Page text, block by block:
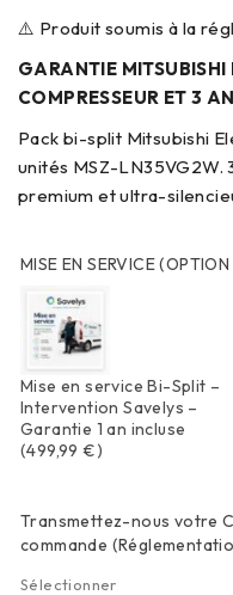
⚠️ Produit soumis à la
GARANTIE MITSUBISHI
COMPRESSEUR ET 3
Pack bi-split Mitsubishi
unités MSZ-LN35VG2W.
premium et ultra-
MISE EN SERVICE
Mise en service Bi-Split –
Intervention Savelys –
Garantie 1 an incluse
(499,99 €)
Transmettez-nous votre
commande
Sélectionner